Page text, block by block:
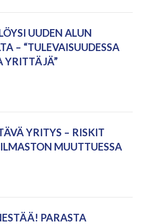
UUDEN ALUN
– “TULEVAISUUDESSA
YRITTÄJÄ”
YRITYS – RISKIT
MUUTTUESSA
PARASTA